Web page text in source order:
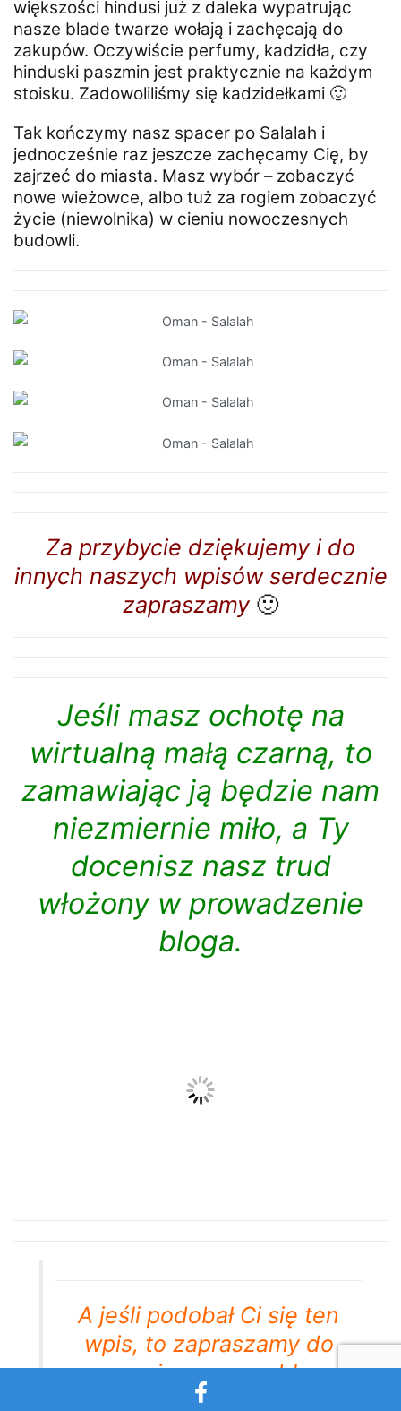
większości hindusi już z daleka wypatrując
nasze blade twarze wołają i zachęcają do
zakupów. Oczywiście perfumy, kadzidła, czy
hinduski paszmin jest praktycznie na każdym
stoisku. Zadowoliliśmy się kadzidełkami 🙂
Tak kończymy nasz spacer po Salalah i
jednocześnie raz jeszcze zachęcamy Cię, by
zajrzeć do miasta. Masz wybór – zobaczyć
nowe wieżowce, albo tuż za rogiem zobaczyć
życie (niewolnika) w cieniu nowoczesnych
budowli.
Za przybycie dziękujemy i do
innych naszych wpisów serdecznie
zapraszamy 🙂
Jeśli masz ochotę na
wirtualną małą czarną, to
zamawiając ją będzie nam
niezmiernie miło, a Ty
docenisz nasz trud
włożony w prowadzenie
bloga.
wykonujemy dobrą i
wartościową pracę🙂